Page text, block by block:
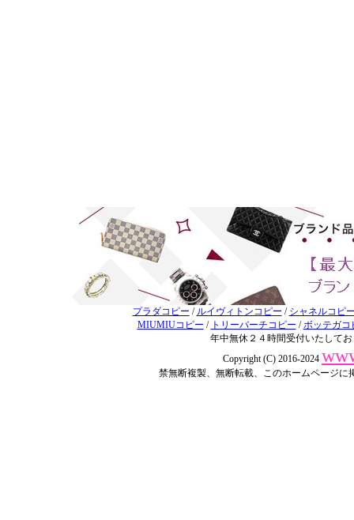
プラダコピー / ルイヴィトンコピー / シャネルコピ
MIUMIUコピー / トリーバーチコピー /ボッテガコ
年中無休２４時間受付いたして
Copyright (C) 2016-2024
禁無断複製、無断転載、このホームページ